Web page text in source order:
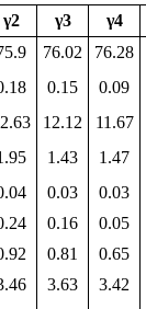
γ2 γ3 γ4
76.02 76.28
0.15 0.09
12.12 11.67
1.43 1.47
0.03 0.03
0.16 0.05
0.81 0.65
3.63 3.42